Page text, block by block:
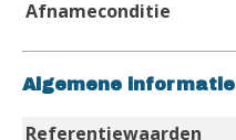
Afnameconditie
Algemene informatie
Referentiewaarden